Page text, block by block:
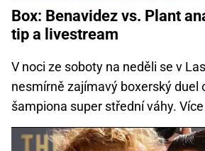
Box: Benavidez vs. Plant
tip a livestream
V noci ze soboty na neděli se v
nesmírně zajímavý boxerský duel
šampiona super střední váhy.